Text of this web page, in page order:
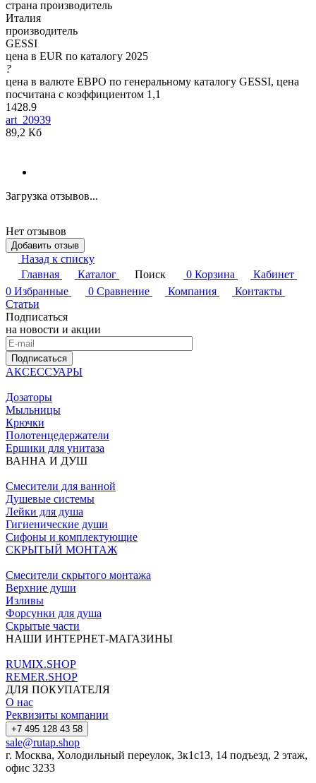
страна производитель
Италия
производитель
GESSI
цена в EUR по каталогу 2025
?
цена в валюте ЕВРО по генеральному каталогу GESSI, цена
посчитана с коэффициентом 1,1
1428.9
art_20939
89,2 Кб
Загрузка отзывов...
Нет отзывов
Добавить отзыв
Назад к списку
Главная
Каталог Поиск 0 Корзина
Кабинет
0 Избранные 0 Сравнение Компания
Контакты
Статьи
Подписаться
на новости и акции
Подписаться
АКСЕССУАРЫ
Дозаторы
Мыльницы
Крючки
Полотенцедержатели
Ершики для унитаза
ВАННА И ДУШ
Смесители для ванной
Душевые системы
Лейки для душа
Гигиенические души
Сифоны и комплектующие
СКРЫТЫЙ МОНТАЖ
Смесители скрытого монтажа
Верхние души
Изливы
Форсунки для душа
Скрытые части
НАШИ ИНТЕРНЕТ-МАГАЗИНЫ
RUMIX.SHOP
REMER.SHOP
ДЛЯ ПОКУПАТЕЛЯ
О нас
Реквизиты компании
+7 495 128 43 58
sale@rutap.shop
г. Москва, Холодильный переулок, 3к1с13, 14 подъезд, 2 этаж,
офис 3233